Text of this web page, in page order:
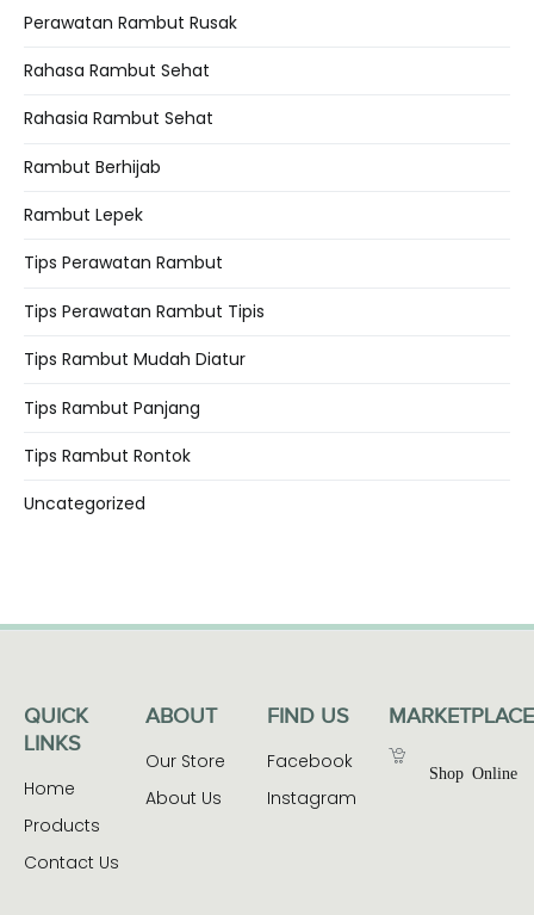
Perawatan Rambut Rusak
Rahasa Rambut Sehat
Rahasia Rambut Sehat
Rambut Berhijab
Rambut Lepek
Tips Perawatan Rambut
Tips Perawatan Rambut Tipis
Tips Rambut Mudah Diatur
Tips Rambut Panjang
Tips Rambut Rontok
Uncategorized
QUICK
LINKS
Home
Products
Contact Us
ABOUT
Our Store
About Us
FIND US
Facebook
Instagram
MARKETPLACE
Shop Online